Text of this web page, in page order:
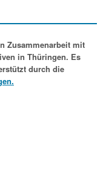
Zusammenarbeit mit
in Thüringen. Es
durch die